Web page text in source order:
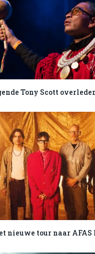
Tony Scott
nieuwe tour naar AFAS